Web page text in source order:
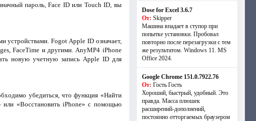
пароль, Face ID или Touch ID, вы
устройствами. Fogot Apple ID означает,
FaceTime и другими. AnyMP4 iPhone
новую учетную запись Apple ID для
убедиться, что функция «Найти
или «Восстановить iPhone» с помощью
Dose for Excel 3.6.7
От: Skipper
Машина впадает в ступор при
попытке установки. Пробовал
повторно после перезагрузки с тем
же результатом. Windows 11. MS
Offiсe 2024.
Google Chrome 151.0.7922.76
От: Гость Гость
Хороший, быстрый, удобный. Это
правда. Масса плюшек
расширений-дополнений,
постоянно отторгаемых браузером